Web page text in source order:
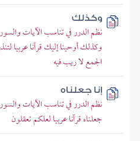
وكذلك
نظم الدرر في تناسب الآيات
وكذلك أوحينا إليك قرآنا عربيا
الجمع لا ريب فيه
إنا جعلناه
نظم الدرر في تناسب الآيات
جعلناه قرآنا عربيا لعلكم تعقلون